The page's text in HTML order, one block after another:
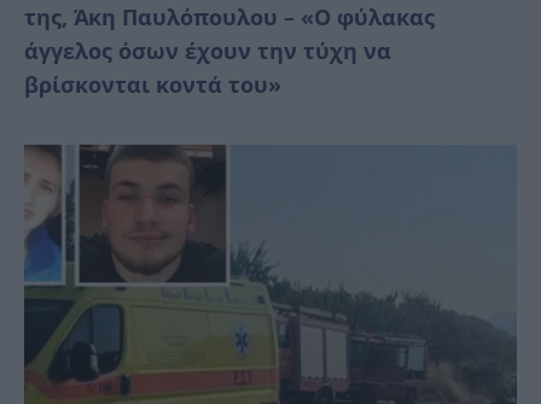
της, Άκη Παυλόπουλου – «Ο φύλακας
άγγελος όσων έχουν την τύχη να
βρίσκονται κοντά του»